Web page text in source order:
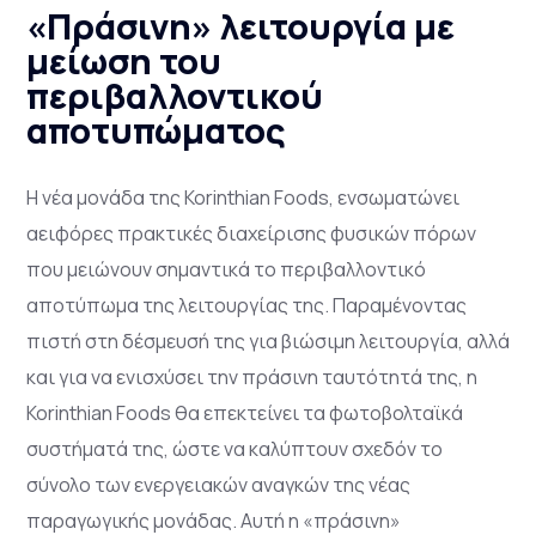
«Πράσινη» λειτουργία με
μείωση του
περιβαλλοντικού
αποτυπώματος
Η νέα μονάδα της Korinthian Foods, ενσωματώνει
αειφόρες πρακτικές διαχείρισης φυσικών πόρων
που μειώνουν σημαντικά το περιβαλλοντικό
αποτύπωμα της λειτουργίας της. Παραμένοντας
πιστή στη δέσμευσή της για βιώσιμη λειτουργία, αλλά
και για να ενισχύσει την πράσινη ταυτότητά της, η
Korinthian Foods θα επεκτείνει τα φωτοβολταϊκά
συστήματά της, ώστε να καλύπτουν σχεδόν το
σύνολο των ενεργειακών αναγκών της νέας
παραγωγικής μονάδας. Αυτή η «πράσινη»